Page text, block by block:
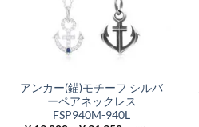
アンカー(錨)モチーフ シルバ
ーペアネックレス
FSP940M-940L